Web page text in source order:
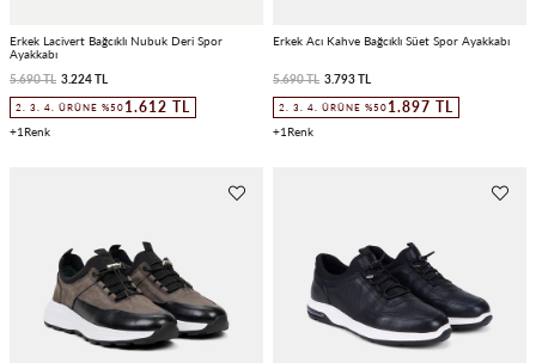
Erkek Lacivert Bağcıklı Nubuk Deri Spor
Ayakkabı
3.224 TL
5.690 TL
2. 3. 4. ÜRÜNE %50 1.612 TL
1
Erkek Acı Kahve Bağcıklı Süet Spor Ayakkabı
3.793 TL
5.690 TL
2. 3. 4. ÜRÜNE %50 1.897 TL
1